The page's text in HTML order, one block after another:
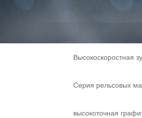
Высокоскоростная
Серия рельсовых
высокоточная